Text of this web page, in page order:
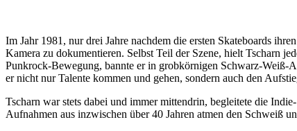
Im Jahr 1981, nur drei Jahre nachdem die ersten Skateboards
Kamera zu dokumentieren. Selbst Teil der Szene, hielt Tscharn
Punkrock-Bewegung, bannte er in grobkörnigen Schwarz-Weiß-
er nicht nur Talente kommen und gehen, sondern auch den
Tscharn war stets dabei und immer mittendrin, begleitete die
Aufnahmen aus inzwischen über 40 Jahren atmen den Schweiß